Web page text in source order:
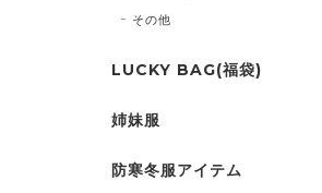
その他
LUCKY BAG(福袋)
姉妹服
防寒冬服アイテム